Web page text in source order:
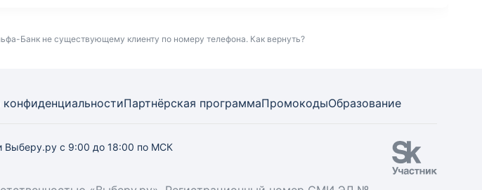
Банк не существующему клиенту по номеру телефона. Как вернуть?
Партнёрская программаПромокодыОбразование
Выберу.ру с 9:00 до 18:00 по МСК